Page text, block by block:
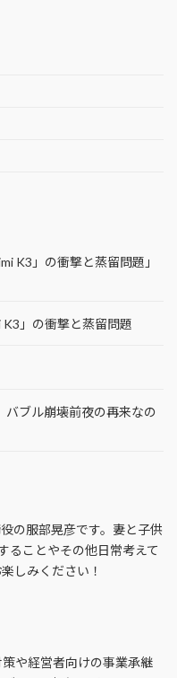
K3」の衝撃と蒸留問題」
」の衝撃と蒸留問題
バブル崩壊前夜の再来なの
の服部晃彦です。妻と子供
ることやその他日常考えて
しみください！
や経営者向けの事業承継